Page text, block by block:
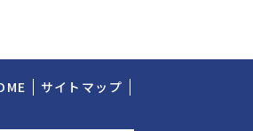
サイトマップ